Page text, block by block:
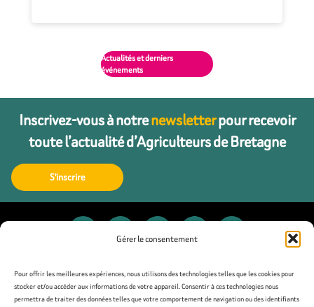
Gérer le consentement
Pour offrir les meilleures expériences, nous utilisons des technologies telles que les cookies pour
stocker et/ou accéder aux informations de votre appareil. Consentir à ces technologies nous
permettra de traiter des données telles que votre comportement de navigation ou des identifiants
Actualités et derniers
événements
Inscrivez-vous à notrenewsletterpour recevoir
toute l’actualité d’Agriculteurs de Bretagne
S'inscrire
Contact